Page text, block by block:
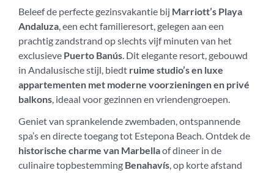
Beleef de perfecte gezinsvakantie bij Marriott’s Playa
Andaluza, een echt familieresort, gelegen aan een
prachtig zandstrand op slechts vijf minuten van het
exclusieve Puerto Banús. Dit elegante resort, gebouwd
in Andalusische stijl, biedt ruime studio’s en luxe
appartementen met moderne voorzieningen en privé
balkons, ideaal voor gezinnen en vriendengroepen.
Geniet van sprankelende zwembaden, ontspannende
spa’s en directe toegang tot Estepona Beach. Ontdek de
historische charme van Marbellaof dineer in de
culinaire topbestemming Benahavís, op korte afstand